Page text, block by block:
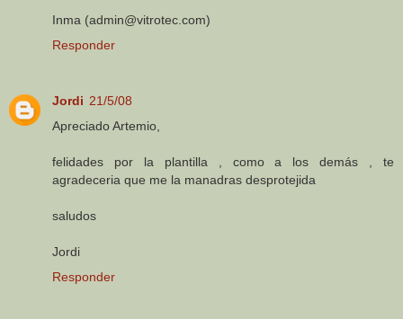
Inma (admin@vitrotec.com)
Responder
Jordi 21/5/08
Apreciado Artemio,
felidades por la plantilla , como a los demás , te
agradeceria que me la manadras desprotejida
saludos
Jordi
Responder